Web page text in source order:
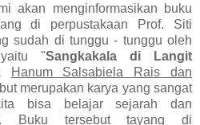
akan menginformasikan buku
di perpustakaan Prof. Siti
sudah di tunggu - tunggu oleh
"Sangkakala di Langit
Hanum Salsabiela Rais dan
merupakan karya yang sangat
bisa belajar sejarah dan
Buku tersebut tayang di